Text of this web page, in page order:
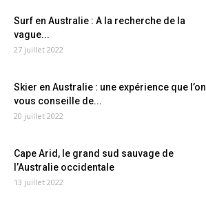
Surf en Australie : A la recherche de la
vague...
27 juillet 2022
Skier en Australie : une expérience que l’on
vous conseille de...
20 juillet 2022
Cape Arid, le grand sud sauvage de
l’Australie occidentale
13 juillet 2022